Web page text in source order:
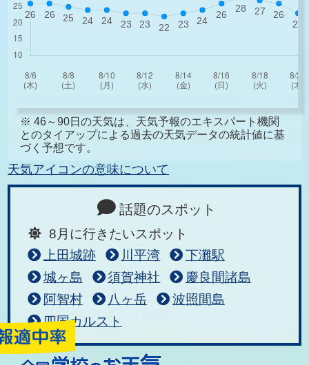
※ 46～90日の天気は、天気予報のエキスパート機関
とのタイアップによる過去の天気データの統計値に基
づく予想です。
天気アイコンの意味について
話題のスポット
8月に行きたいスポット
上田城跡
川平湾
下灘駅
城ヶ島
須賀神社
慶良間諸島
阿智村
八ヶ岳
波照間島
四国カルスト